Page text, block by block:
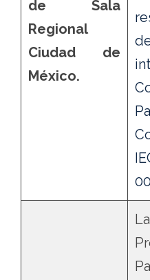
de Sala
Regional
Ciudad de
México.